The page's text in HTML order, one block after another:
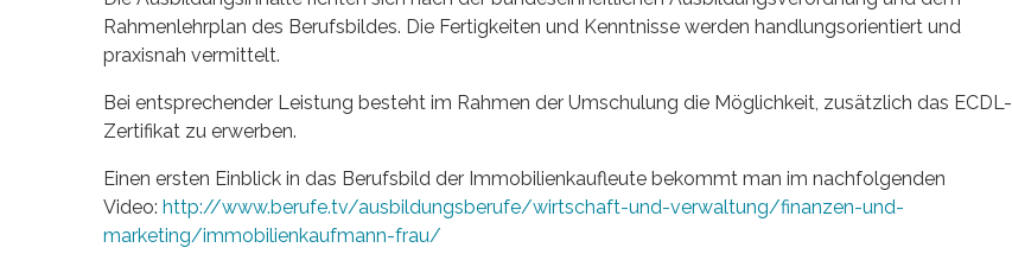
Rahmenlehrplan des Berufsbildes. Die Fertigkeiten und Kenntnisse werden handlungsorientiert und
praxisnah vermittelt.
Bei entsprechender Leistung besteht im Rahmen der Umschulung die Möglichkeit, zusätzlich das ECDL-
Zertifikat zu erwerben.
Einen ersten Einblick in das Berufsbild der Immobilienkaufleute bekommt man im nachfolgenden
Video: http://www.berufe.tv/ausbildungsberufe/wirtschaft-und-verwaltung/finanzen-und-
marketing/immobilienkaufmann-frau/